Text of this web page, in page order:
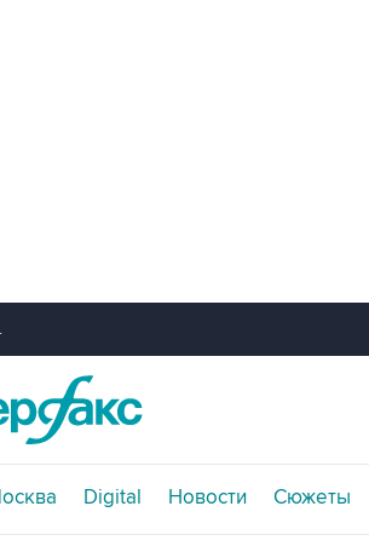
Digital Новости Сюжеты